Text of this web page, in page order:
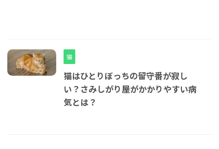
猫
猫はひとりぼっちの留守番が寂し
い？さみしがり屋がかかりやすい病
気とは？